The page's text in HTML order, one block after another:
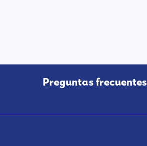
Preguntas frecuentes